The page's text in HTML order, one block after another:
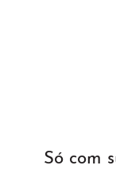
Só com